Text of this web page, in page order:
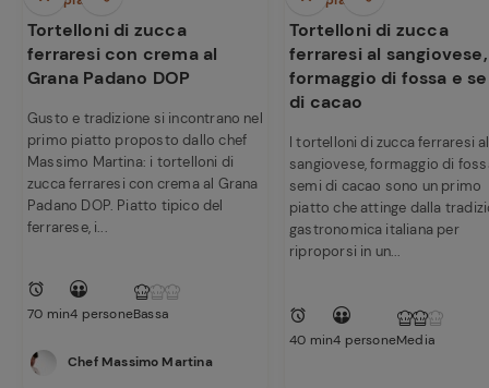
Tortelloni di zucca
ferraresi con crema al
Grana Padano DOP
Gusto e tradizione si incontrano nel
primo piatto proposto dallo chef
Massimo Martina: i tortelloni di
zucca ferraresi con crema al Grana
Padano DOP. Piatto tipico del
ferrarese, i...
70 min4 personeBassa
Chef Massimo Martina
Tortelloni di zucca
ferraresi al sangiovese,
formaggio di fossa e
di cacao
I tortelloni di zucca ferraresi al
sangiovese, formaggio di
semi di cacao sono un primo
piatto che attinge dalla
gastronomica italiana per
riproporsi in un...
40 min4 personeMedia